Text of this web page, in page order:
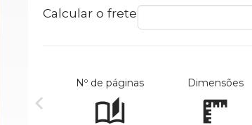
Calcular o frete
Nº de páginas Dimensões